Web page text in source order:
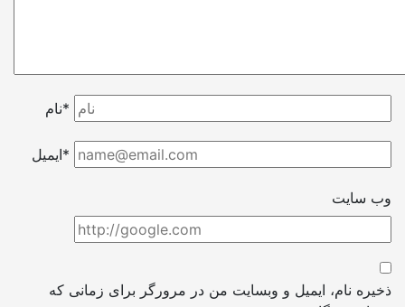
نام*
ایمیل*
وب سایت
ذخیره نام، ایمیل و وبسایت من در مرورگر برای زمانی که